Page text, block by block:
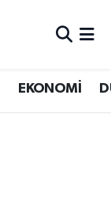
EKONOMİ